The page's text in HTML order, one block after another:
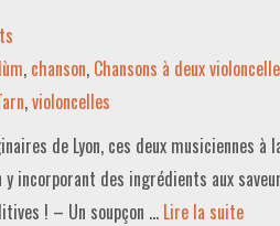
, chanson, Chansons à deux
,violoncelles
de Lyon, ces deux
y incorporant des ingrédients aux
! – Un soupçon … Lire la suite­­